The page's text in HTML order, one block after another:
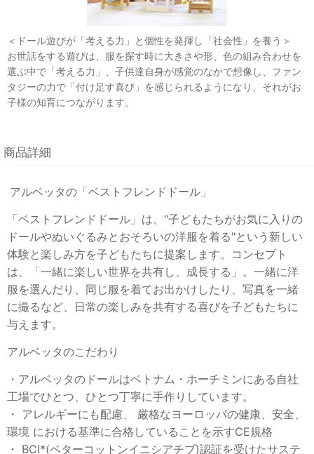
＜ドール遊びが「考える力」と個性を発揮し「社会性」を養う＞
お世話をする遊びは、服を探す時に大きさや形、色の組み合わせを
選ぶ中で「考える力」、子供達自身が感覚のなかで想像し、ファン
タジーの力で「付け足す喜び」を感じられるようになり、それがお
子様の知育につながります。
商品詳細
アルベッタの「ベストフレンドドール」
「ベストフレンドドール」は、"子どもたちがお気に入りの
ドールやぬいぐるみとおそろいの洋服を着る"という新しい
体験と楽しみ方を子どもたちに提案します。コンセプト
は、「一緒に楽しい世界を共有し、成長する」。一緒に洋
服を選んだり、同じ服を着てお出かけしたり、写真を一緒
に撮るなど、日常の楽しみを共有する喜びを子どもたちに
与えます。
アルベッタのこだわり
・アルベッタのドールはベトナム・ホーチミンにある自社
工場でひとつ、ひとつ丁寧に手作りしています。
・ アレルギーにも配慮、 厳格なヨーロッパの健康、安全、
環境 における基準に合格していることを示すCE規格
・ BCI*(ベターコットンイニシアチブ)認証を受けたサステ